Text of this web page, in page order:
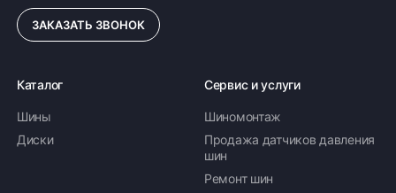
ЗАКАЗАТЬ ЗВОНОК
Каталог
Шины
Диски
Сервис и услуги
Шиномонтаж
Продажа датчиков давления
шин
Ремонт шин